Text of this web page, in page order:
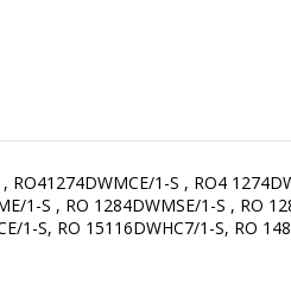
1-S , RO4
1-S , RO 1284DWMSE/1-S , RO
1-S, RO 15116DWHC7/1-S, RO